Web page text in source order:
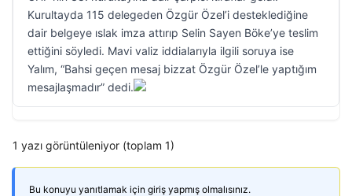
Kurultayda 115 delegeden Özgür Özel’i desteklediğine
dair belgeye ıslak imza attırıp Selin Sayen Böke’ye teslim
ettiğini söyledi. Mavi valiz iddialarıyla ilgili soruya ise
Yalım, “Bahsi geçen mesaj bizzat Özgür Özel’le yaptığım
mesajlaşmadır” dedi.
1 yazı görüntüleniyor (toplam 1)
Bu konuyu yanıtlamak için giriş yapmış olmalısınız.